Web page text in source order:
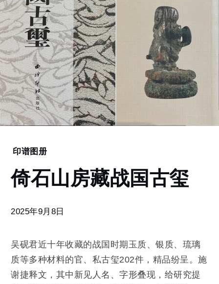
Home
石
山
藏
古
玺
印谱图册
倚石山房藏战国古玺
2025年9月8日
吴砚君近十年收藏的战国时期玉质、银质、琉璃
质等多种材料的官、私古玺202件，精品纷呈。施
谢捷释文，其中新见人名、字形叠现，给研究提